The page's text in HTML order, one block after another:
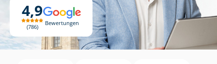
4,9
786
Bewertungen